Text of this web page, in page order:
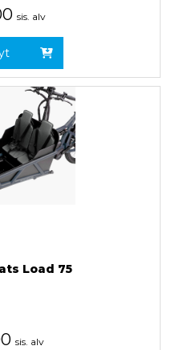
sis. alv
Load 75
sis. alv